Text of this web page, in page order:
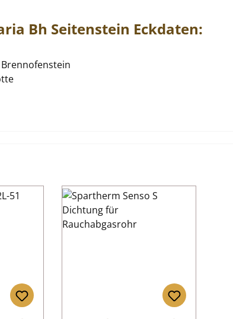
Bh Seitenstein Eckdaten: